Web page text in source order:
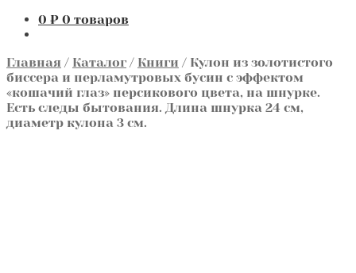
0 ₽ 0 товаров
Главная / Каталог / Книги / Кулон из золотистого
биссера и перламутровых бусин с эффектом
«кошачий глаз» персикового цвета, на шнурке.
Есть следы бытования. Длина шнурка 24 см,
диаметр кулона 3 см.